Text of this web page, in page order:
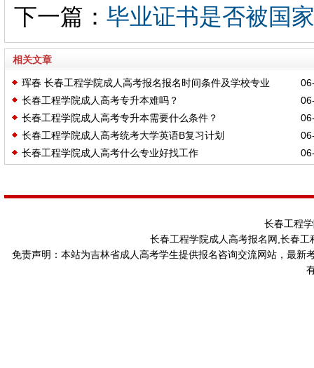
下一篇： 毕业证书是否被国
相关文章
珲春 长春工程学院成人高考报名报名时间条件及学校专业
长春工程学院成人高考专升本难吗？
长春工程学院成人高考专升本需要什么条件？
长春工程学院成人高考统考大学英语B复习计划
长春工程学院成人高考什么专业好找工作
长春工程
长春工程学院成人高考报名网,长春
免责声明：本站为吉林省成人高考学生提供报名咨询交流网站，最